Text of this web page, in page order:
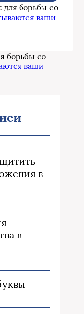
для борьбы со
ваши
борьбы со
ваши
в
в